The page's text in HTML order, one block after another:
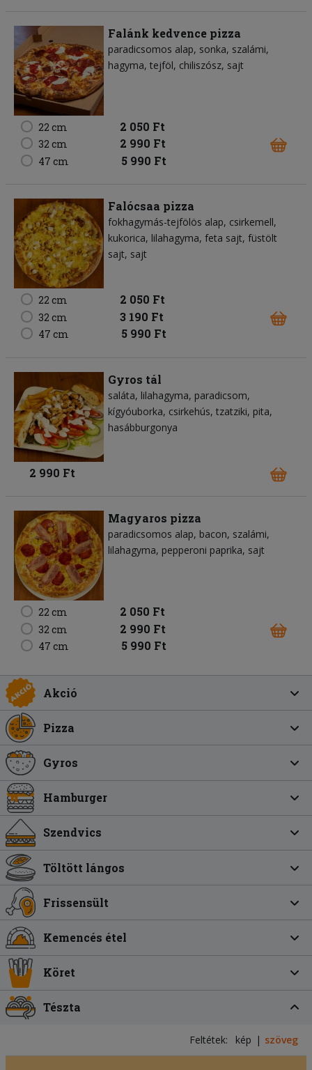
Falánk kedvence pizza
paradicsomos alap sonka szalámi
hagyma tejföl chiliszósz sajt
22 cm 2 050 Ft
32 cm 2 990 Ft
47 cm 5 990 Ft
Falócsaa pizza
fokhagymás-tejfölös alap csirkemell
kukorica lilahagyma feta sajt füstölt
sajt sajt
22 cm 2 050 Ft
32 cm 3 190 Ft
47 cm 5 990 Ft
Gyros tál
saláta lilahagyma paradicsom
kígyóuborka csirkehús tzatziki pita
hasábburgonya
2 990 Ft
Magyaros pizza
paradicsomos alap bacon szalámi
lilahagyma pepperoni paprika sajt
22 cm 2 050 Ft
32 cm 2 990 Ft
47 cm 5 990 Ft
Akció
Pizza
Gyros
Hamburger
Szendvics
Töltött lángos
Frissensült
Kemencés étel
Köret
Tészta
Feltétek: kép szöveg